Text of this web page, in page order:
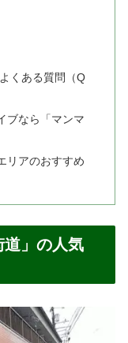
くある質問（Q
ブなら「マンマ
リアのおすすめ
道」の人気